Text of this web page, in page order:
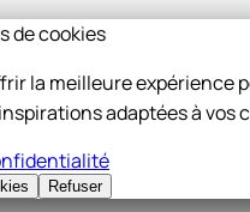
de cookies
la meilleure expérience
adaptées à
Refuser